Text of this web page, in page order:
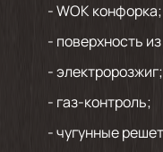
- WOK конфорка;
- поверхность
- электророзжиг;
- газ-контроль;
- чугунные